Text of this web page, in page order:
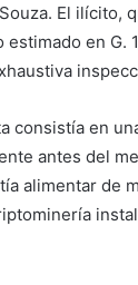
El ilícito,
en G.
consistía en
antes del
alimentar de